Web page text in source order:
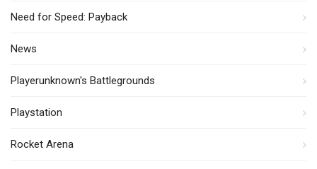
Need for Speed: Payback
News
Playerunknown's Battlegrounds
Playstation
Rocket Arena